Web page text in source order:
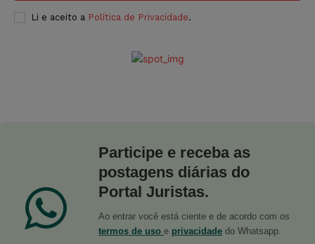
Li e aceito a Política de Privacidade.
Participe e receba as
postagens diárias do
Portal Juristas.
Ao entrar você está ciente e de acordo com os
termos de uso e privacidade do Whatsapp.